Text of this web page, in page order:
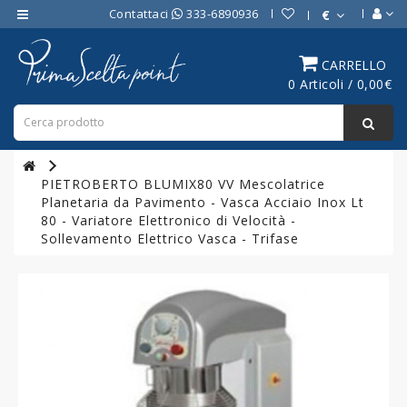
Contattaci 333-6890936 €
CARRELLO
0 Articoli / 0,00€
Category
ATTREZZATURE
BAR
ATTREZZATURE
PROFESSIONALI
CUCINA
PIETROBERTO BLUMIX80 VV Mescolatrice
Planetaria da Pavimento - Vasca Acciaio Inox Lt
80 - Variatore Elettronico di Velocità -
Sollevamento Elettrico Vasca - Trifase